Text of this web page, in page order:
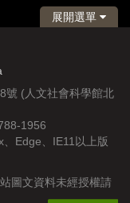
展開選單
號 (人文社會科學館北
1956
Edge、IE11以上版
圖文資料未經授權請